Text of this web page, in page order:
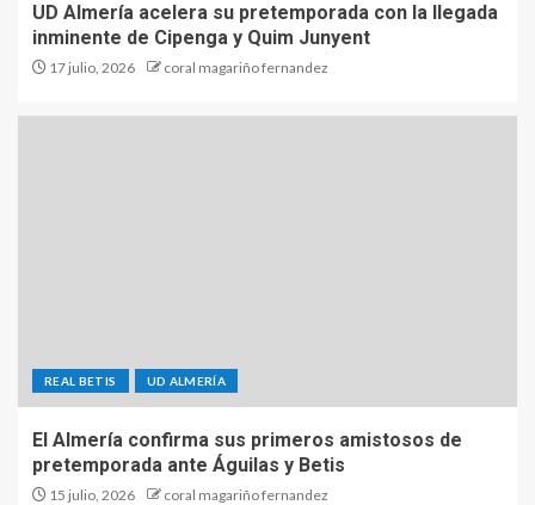
UD Almería acelera su pretemporada con la llegada
inminente de Cipenga y Quim Junyent
17 julio, 2026 coral magariño fernandez
REAL BETIS UD ALMERÍA
El Almería confirma sus primeros amistosos de
pretemporada ante Águilas y Betis
15 julio, 2026 coral magariño fernandez